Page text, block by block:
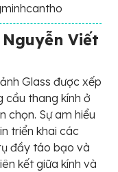
Nguyễn Viết
Glass được xếp
cầu thang kính ở
chọn. Sự am hiểu
triển khai các
đầy táo bạo và
kết giữa kính và